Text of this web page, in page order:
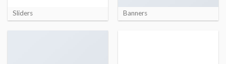
Sliders Banners